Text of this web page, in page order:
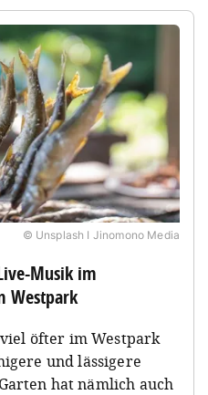
© Unsplash I Jinomono Media
Musik im
Westpark
öfter im Westpark
und lässigere
hat nämlich auch